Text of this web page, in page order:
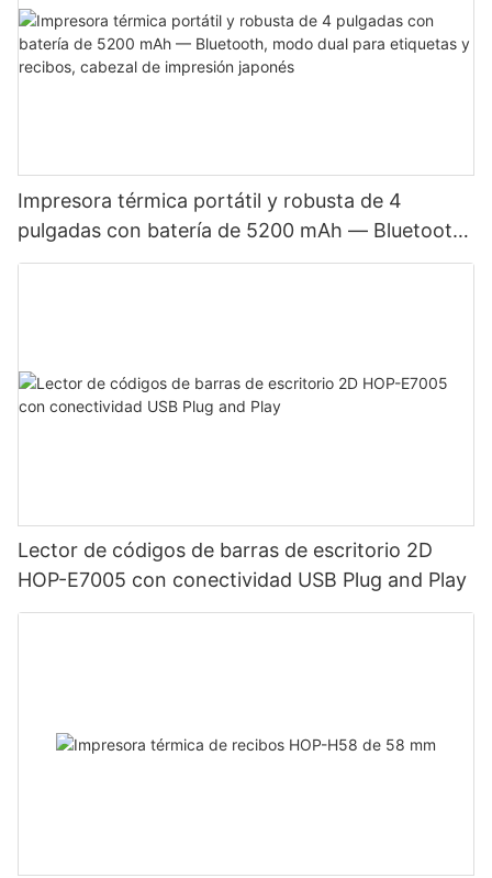
Impresora térmica portátil y robusta de 4
pulgadas con batería de 5200 mAh — Bluetooth,
modo dual para etiquetas y recibos, cabezal de
Lector de códigos de barras de escritorio 2D
HOP-E7005 con conectividad USB Plug and Play